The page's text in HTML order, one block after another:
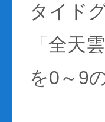
タイド
「全天
を0～9